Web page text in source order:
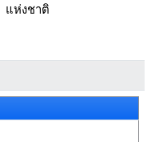
แห่งชาติ